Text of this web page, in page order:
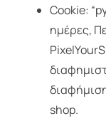
Cookie:
ημέρες,
shop.